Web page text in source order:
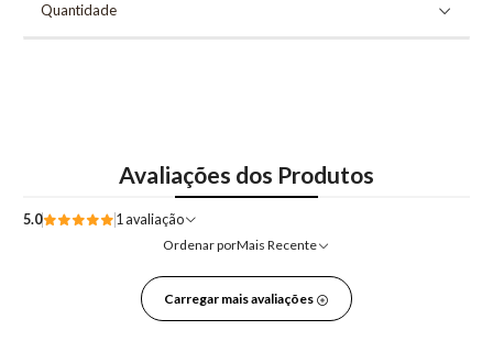
Quantidade
Avaliações dos Produtos
5.0
1 avaliação
Ordenar porMais Recente
Carregar mais avaliações